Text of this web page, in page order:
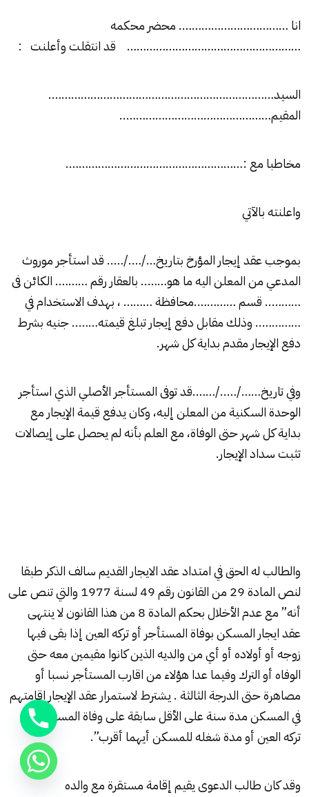
انا ……………………………. محضر محكمه
……………………………………………… قد انتقلت وأعلنت :
السيد…………………………………………………………….
المقيم………………………………………..
مخاطبا مع :……………………………………………….
واعلنته بالآتي
بموجب عقد إيجار المؤرخ بتاريخ…/…./….. قد استأجر موروث
المدعي من المعلن اليه ما هو…….. بالعقار رقم ………. الكائن فى
……….. قسم ………….محافظة ……… ، بهدف الاستخدام في
………….. وذلك مقابل دفع إيجار تبلغ قيمته…….. جنيه بشرط
دفع الإيجار مقدم بداية كل شهر.
وفي تاريخ……/…../…….قد توفى المستأجر الأصلي الذي استأجر
الوحدة السكنية من المعلن إليه، وكان يدفع قيمة الإيجار مع
بداية كل شهر حتى الوفاة، مع العلم بأنه لم يحصل على إيصالات
تثبت سداد الإيجار.
والطالب له الحق في امتداد عقد الايجار القديم سالف الذكر طبقا
لنص المادة 29 من القانون رقم 49 لسنة 1977 والتي تنص على
أنه” مع عدم الأخلال بحكم المادة 8 من هذا القانون لا ينتهى
عقد ايجار المسكن بوفاة المستأجر أو تركه العين إذا بقى فيها
زوجه أو أولاده أو أي من والديه الذين كانوا مقيمين معه حتى
الوفاه أو الترك وفيما عدا هؤلاء من اقارب المستأجر نسبا أو
مصاهرة حتى الدرجة الثالثة . يشترط لاستمرار عقد الإيجار اقامتهم
في المسكن مدة سنة على الأقل سابقة على وفاة المستأجر أو
تركه العين أو مدة شغله للمسكن أيهما أقرب”.
وقد كان طالب الدعوى يقيم إقامة مستقرة مع والده